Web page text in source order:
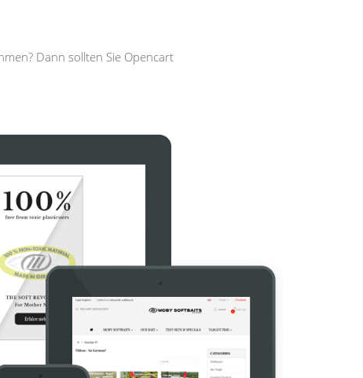
Dann sollten Sie Opencart